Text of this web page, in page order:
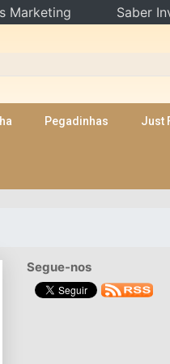
Pegadinhas Just
Segue-nos
Marketing Saber